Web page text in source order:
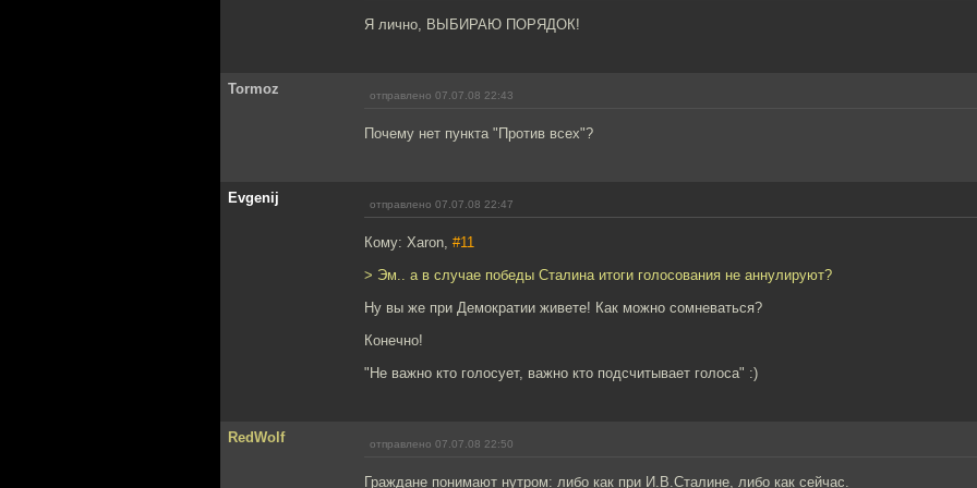
Я лично, ВЫБИРАЮ ПОРЯДОК!
Tormoz отправлено 07.07.08 22:43
Почему нет пункта "Против всех"?
Evgenij отправлено 07.07.08 22:47
Кому: Xaron, #11
> Эм.. а в случае победы Сталина итоги голосования не аннулируют?
Ну вы же при Демократии живете! Как можно сомневаться?
Конечно!
"Не важно кто голосует, важно кто подсчитывает голоса" :)
RedWolf отправлено 07.07.08 22:50
Граждане понимают нутром: либо как при И.В.Сталине, либо как сейчас.